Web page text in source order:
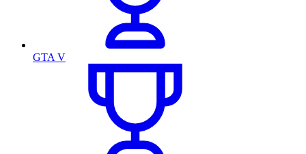
GTA V